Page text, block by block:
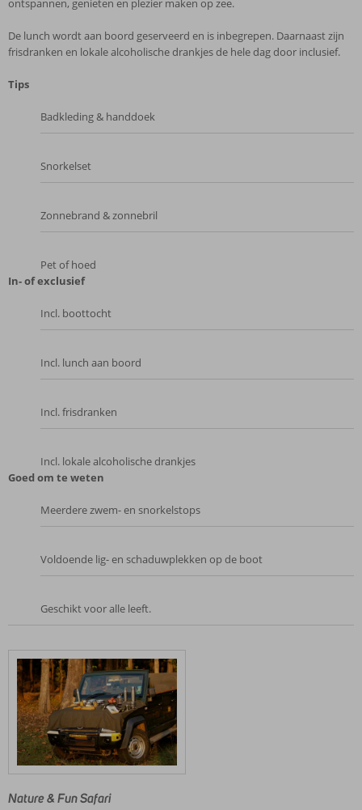
ontspannen, genieten en plezier maken op zee.
De lunch wordt aan boord geserveerd en is inbegrepen. Daarnaast zijn
frisdranken en lokale alcoholische drankjes de hele dag door inclusief.
Tips
Badkleding & handdoek
Snorkelset
Zonnebrand & zonnebril
Pet of hoed
In- of exclusief
Incl. boottocht
Incl. lunch aan boord
Incl. frisdranken
Incl. lokale alcoholische drankjes
Goed om te weten
Meerdere zwem- en snorkelstops
Voldoende lig- en schaduwplekken op de boot
Geschikt voor alle leeft.
Nature & Fun Safari